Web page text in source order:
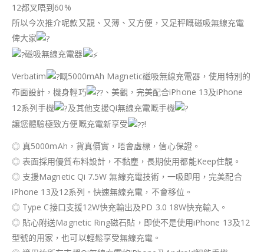
12都叉唔到60%
所以今次推介呢款又靚、又薄、又方便，又足秤嘅磁吸無線充電
俾大家
磁吸無線充電器
Verbatim
嘅5000mAh Magnetic磁吸無線充電器，使用特別的
布面設計，機身輕巧
、美觀，完美配合iPhone 13及iPhone
12系列手機
及其他支援Qi無線充電嘅手機
讓您體驗極致方便嘅充電新享受
!
◎ 真5000mAh，貨真價實，唔會虛標，信心保證。
◎ 表面採用優質布料設計，不黏塵，長期使用都能Keep住靚。
◎ 支援Magnetic Qi 7.5W 無線充電技術，一吸即用，完美配合
iPhone 13及12系列。快速無線充電，不會移位。
◎ Type C接口支援12W快充輸出及PD 3.0 18W快充輸入。
◎ 貼心附送Magnetic Ring磁石貼，即使不是使用iPhone 13及12
型號的用家，也可以輕鬆享受無線充電。